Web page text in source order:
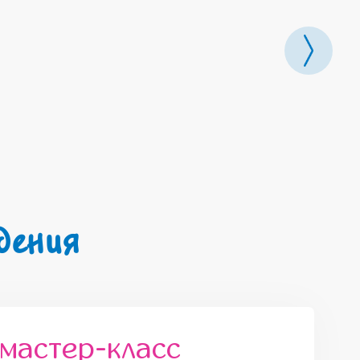
мастер-класс